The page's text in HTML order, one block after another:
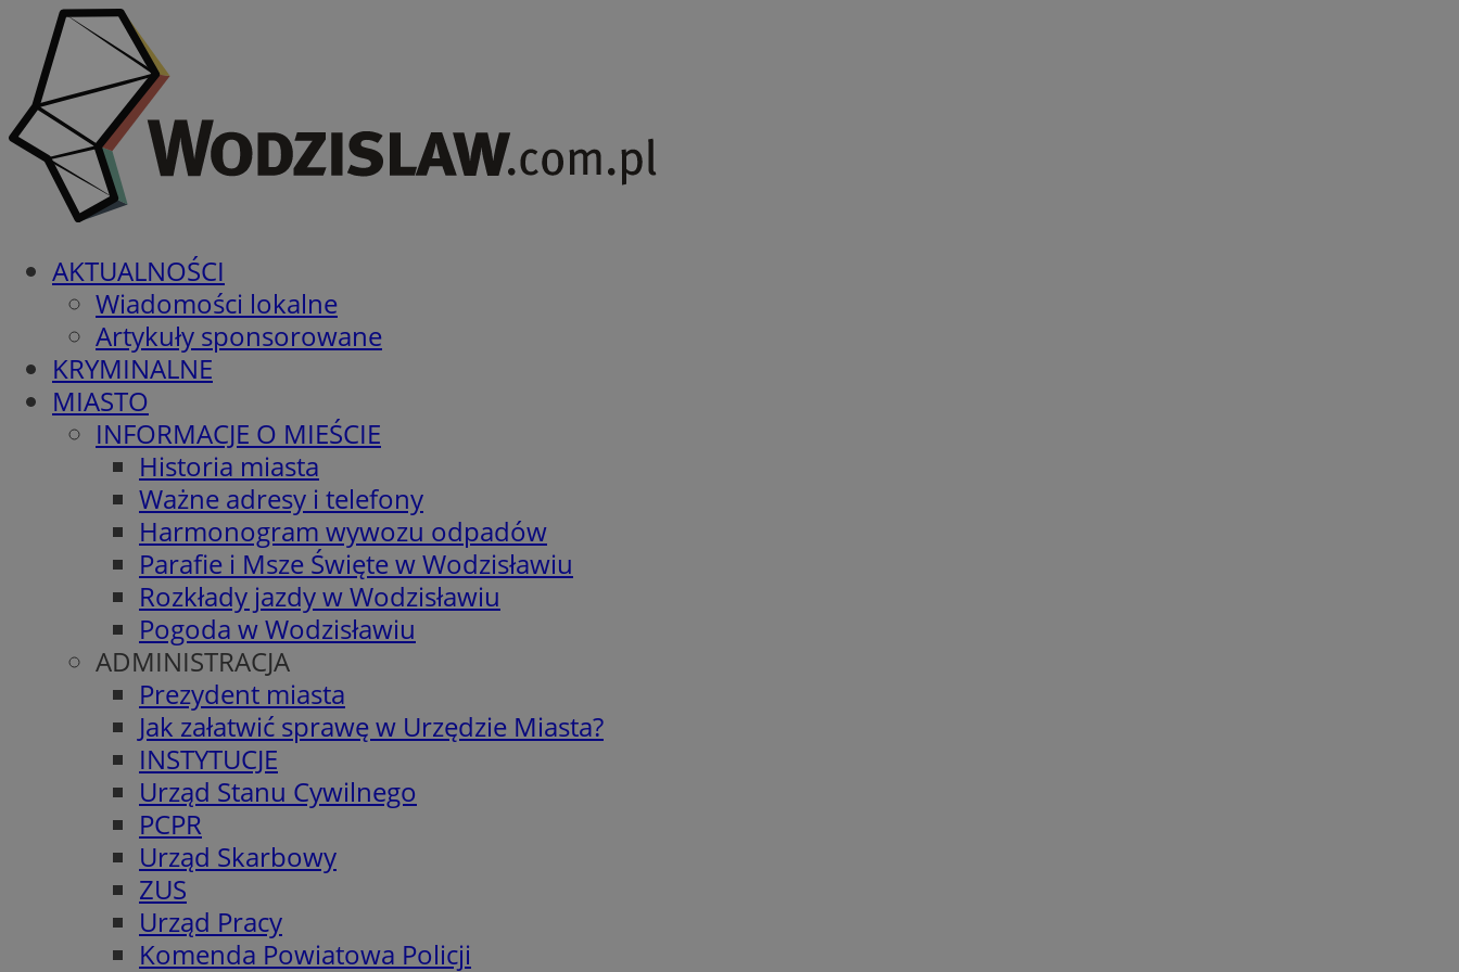
AKTUALNOŚCI
Wiadomości lokalne
Artykuły sponsorowane
KRYMINALNE
MIASTO
INFORMACJE O MIEŚCIE
Historia miasta
Ważne adresy i telefony
Harmonogram wywozu odpadów
Parafie i Msze Święte w Wodzisławiu
Rozkłady jazdy w Wodzisławiu
Pogoda w Wodzisławiu
ADMINISTRACJA
Prezydent miasta
Jak załatwić sprawę w Urzędzie Miasta?
INSTYTUCJE
Urząd Stanu Cywilnego
PCPR
Urząd Skarbowy
ZUS
Urząd Pracy
Komenda Powiatowa Policji